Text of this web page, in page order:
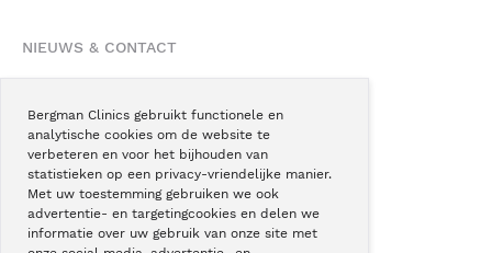
Bergman Clinics gebruikt functionele en
analytische cookies om de website te
verbeteren en voor het bijhouden van
statistieken op een privacy-vriendelijke manier.
Met uw toestemming gebruiken we ook
advertentie- en targetingcookies en delen we
informatie over uw gebruik van onze site met
NIEUWS & CONTACT
Blogs
Podcast
Pressroom
Instagram
Facebook